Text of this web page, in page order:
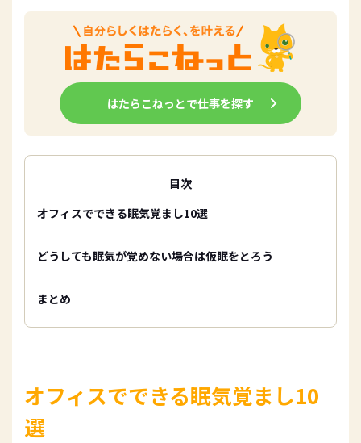
はたらこねっとで仕事を探す
目次
オフィスでできる眠気覚まし10選
どうしても眠気が覚めない場合は仮眠をとろう
まとめ
オフィスでできる眠気覚まし10
選